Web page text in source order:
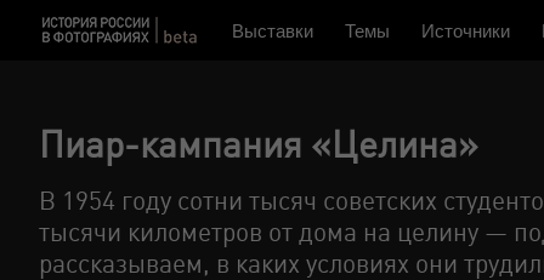
Выставки Темы Источники
Пиар-кампания «Целина»
В 1954 году сотни тысяч советских
тысячи километров от дома на целину —
рассказываем, в каких условиях они